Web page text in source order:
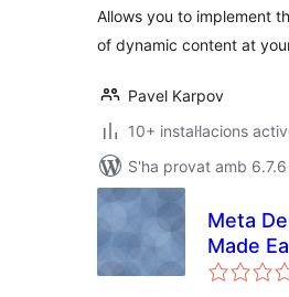
Allows you to implement
of dynamic content at
Pavel Karpov
10+ instal·lacions
S'ha provat amb 6.7.6
Meta
Made